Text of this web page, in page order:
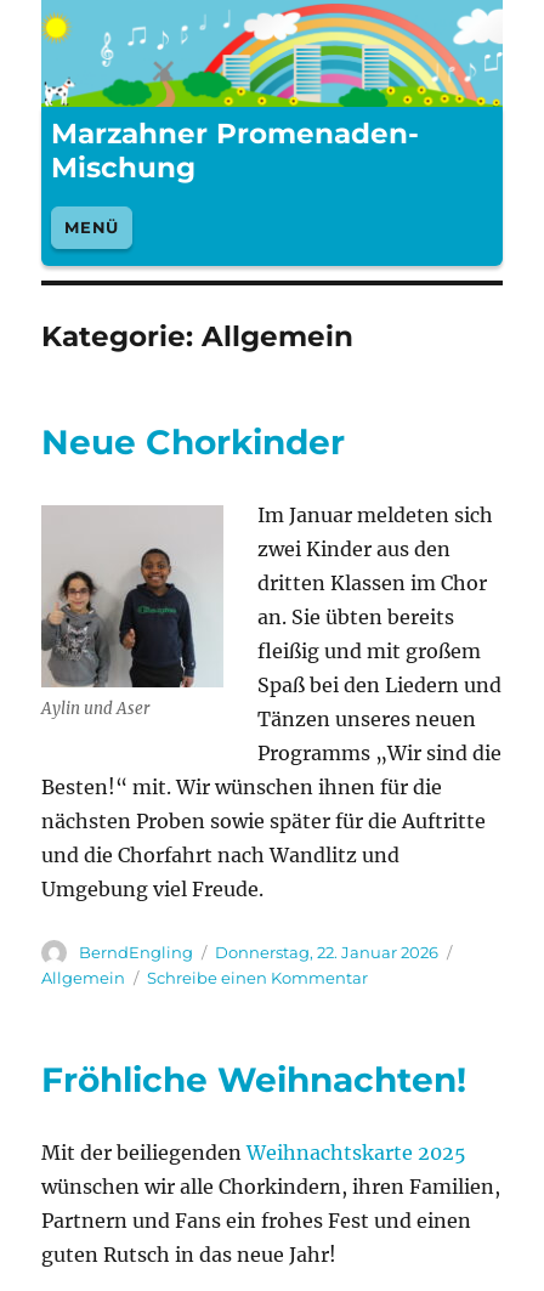
Marzahner Promenaden-
Mischung
MENÜ
Kategorie:Allgemein
Neue Chorkinder
Aylin und Aser
Im Januar meldeten sich
zwei Kinder aus den
dritten Klassen im Chor
an. Sie übten bereits
fleißig und mit großem
Spaß bei den Liedern und
Tänzen unseres neuen
Programms „Wir sind die
Besten!“ mit. Wir wünschen ihnen für die
nächsten Proben sowie später für die Auftritte
und die Chorfahrt nach Wandlitz und
Umgebung viel Freude.
Autor
BerndEngling
Veröffentlicht
am
Donnerstag, 22. Januar 2026
Allgemein
Schreibe einen Kommentarzu
Fröhliche Weihnachten!
Mit der beiliegendenWeihnachtskarte 2025
wünschen wir alle Chorkindern, ihren Familien,
Partnern und Fans ein frohes Fest und einen
guten Rutsch in das neue Jahr!